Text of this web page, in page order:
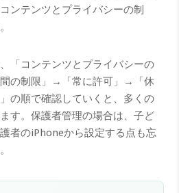
ンテンツとプライバシーの制
「コンテンツとプライバシーの
の制限」→「常に許可」→「休
の順で確認していくと、多くの
す。保護者管理の場合は、子ど
者のiPhoneから設定する点も忘